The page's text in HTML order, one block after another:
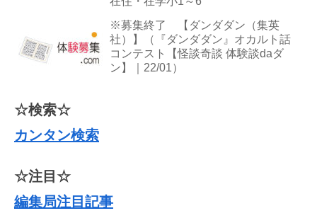
※募集終了 【ダンダダン（集英
社）】（『ダンダダン』オカルト話
コンテスト【怪談奇談 体験談daダ
ン】｜22/01）
☆検索☆
カンタン検索
☆注目☆
編集局注目記事